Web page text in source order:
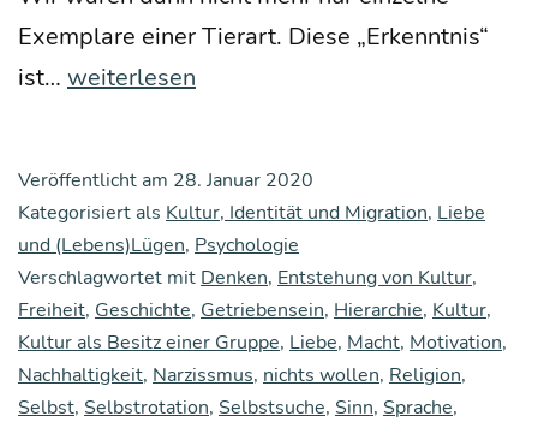
Exem­pla­re einer Tier­art. Die­se „Erkennt­nis“
ist… Wor­
Welt
gemacht
ist,
wonach
wir
weiterlesen
Veröffentlicht am 28. Januar 2020
Kategorisiert als Kultur, Identität und Migration, Liebe
und (Lebens)Lügen, Psychologie
Verschlagwortet mit Denken, Entstehung von Kultur,
Freiheit, Geschichte, Getriebensein, Hierarchie, Kultur,
Kultur als Besitz einer Gruppe, Liebe, Macht, Motivation,
Nachhaltigkeit, Narzissmus, nichts wollen, Religion,
Selbst, Selbstrotation, Selbstsuche, Sinn, Sprache,